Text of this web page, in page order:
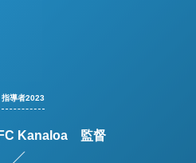
指導者2023
Kanaloa 監督